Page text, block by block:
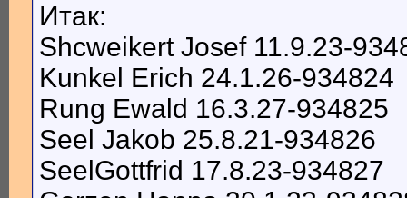
Итак:
Shcweikert Josef 11.9.23-
Kunkel Erich 24.1.26-934824
Rung Ewald 16.3.27-934825
Seel Jakob 25.8.21-934826
SeelGottfrid 17.8.23-934827